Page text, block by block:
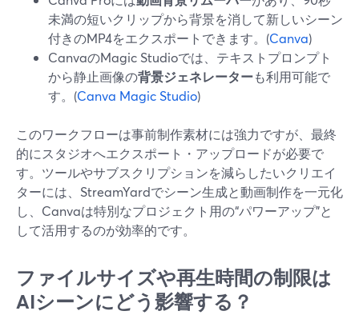
未満の短いクリップから背景を消して新しいシーン
付きのMP4をエクスポートできます。(Canva)
CanvaのMagic Studioでは、テキストプロンプト
から静止画像の背景ジェネレーターも利用可能で
す。(Canva Magic Studio)
このワークフローは事前制作素材には強力ですが、最終
的にスタジオへエクスポート・アップロードが必要で
す。ツールやサブスクリプションを減らしたいクリエイ
ターには、StreamYardでシーン生成と動画制作を一元化
し、Canvaは特別なプロジェクト用の“パワーアップ”と
して活用するのが効率的です。
ファイルサイズや再生時間の制限は
AIシーンにどう影響する？